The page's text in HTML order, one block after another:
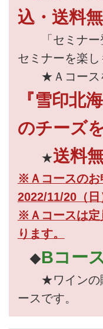
込・送料無
「セミナー
セミナーを楽し
★Ａコースを
『雪印北
のチーズ
★送料
※Ａコースのお
2022/11/20（日
※Ａコースは定
ります。
◆Bコー
★ワインの購
ースです。